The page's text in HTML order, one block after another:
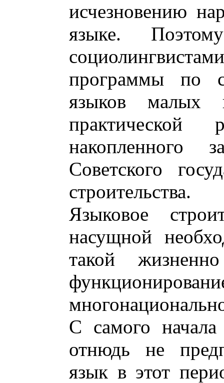
исчезновению
языке.
программы по
языков малых
практической
накопленного
Советского
строительства.
Языковое
насущной
такой
С самого начала
отнюдь не
язык в этот